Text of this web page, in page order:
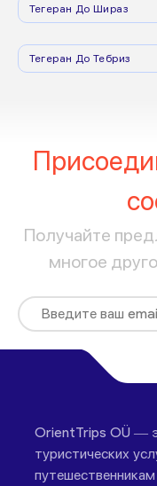
Тегеран До Шираз
Тегеран До Тебриз
Получайте
многое
OrientTrips OÜ —
туристических